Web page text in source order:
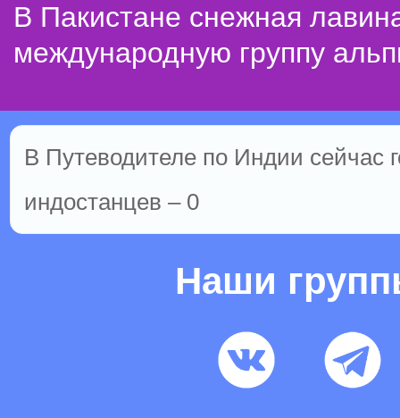
В Пакистане снежная
международную группу
В Путеводителе по Индии сейчас
индостанцев – 0
Наши